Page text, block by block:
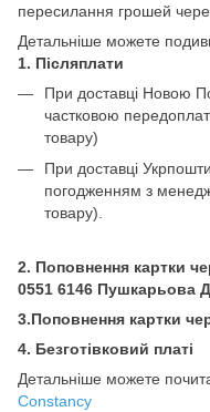
пересилання грошей
Детальніше можете
1. Післяплати
При доставці Новою
частковою
товару)
При доставці
погодженням з
товару).
2. Поповнення картки
0551 6146 Пушкарьова
3.Поповнення картки
4. Безготівковий платі
Детальніше можете
Constancy